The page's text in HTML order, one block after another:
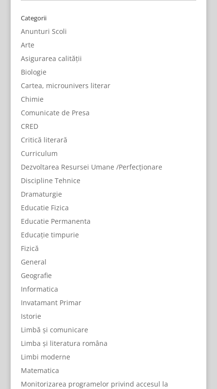
Categorii
Anunturi Scoli
Arte
Asigurarea calității
Biologie
Cartea, microunivers literar
Chimie
Comunicate de Presa
CRED
Critică literară
Curriculum
Dezvoltarea Resursei Umane /Perfecționare
Discipline Tehnice
Dramaturgie
Educatie Fizica
Educatie Permanenta
Educație timpurie
Fizică
General
Geografie
Informatica
Invatamant Primar
Istorie
Limbă și comunicare
Limba și literatura româna
Limbi moderne
Matematica
Monitorizarea programelor privind accesul la